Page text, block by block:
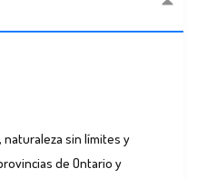
naturaleza sin límites y
de Ontario y